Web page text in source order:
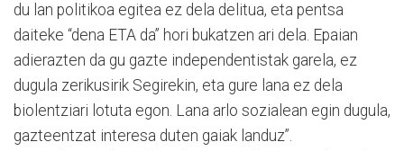
du lan politikoa egitea ez dela delitua, eta pentsa
daiteke “dena ETA da” hori bukatzen ari dela. Epaian
adierazten da gu gazte independentistak garela, ez
dugula zerikusirik Segirekin, eta gure lana ez dela
biolentziari lotuta egon. Lana arlo sozialean egin dugula,
gazteentzat interesa duten gaiak landuz”.